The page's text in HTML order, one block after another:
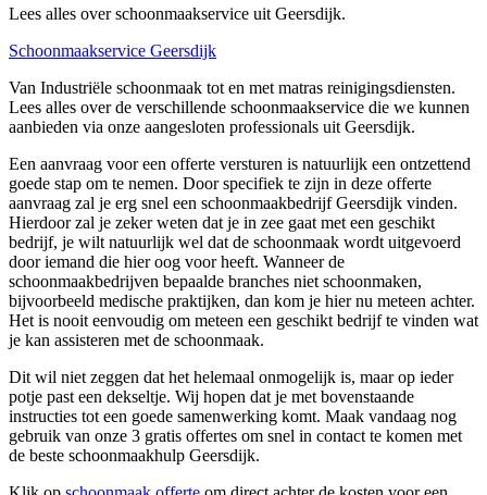
Lees alles over schoonmaakservice uit Geersdijk.
Schoonmaakservice Geersdijk
Van Industriële schoonmaak tot en met matras reinigingsdiensten.
Lees alles over de verschillende schoonmaakservice die we kunnen
aanbieden via onze aangesloten professionals uit Geersdijk.
Een aanvraag voor een offerte versturen is natuurlijk een ontzettend
goede stap om te nemen. Door specifiek te zijn in deze offerte
aanvraag zal je erg snel een schoonmaakbedrijf Geersdijk vinden.
Hierdoor zal je zeker weten dat je in zee gaat met een geschikt
bedrijf, je wilt natuurlijk wel dat de schoonmaak wordt uitgevoerd
door iemand die hier oog voor heeft. Wanneer de
schoonmaakbedrijven bepaalde branches niet schoonmaken,
bijvoorbeeld medische praktijken, dan kom je hier nu meteen achter.
Het is nooit eenvoudig om meteen een geschikt bedrijf te vinden wat
je kan assisteren met de schoonmaak.
Dit wil niet zeggen dat het helemaal onmogelijk is, maar op ieder
potje past een dekseltje. Wij hopen dat je met bovenstaande
instructies tot een goede samenwerking komt. Maak vandaag nog
gebruik van onze 3 gratis offertes om snel in contact te komen met
de beste schoonmaakhulp Geersdijk.